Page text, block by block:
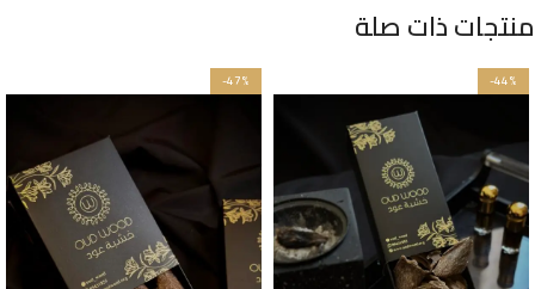
منتجات ذات صلة
-44%
-47%